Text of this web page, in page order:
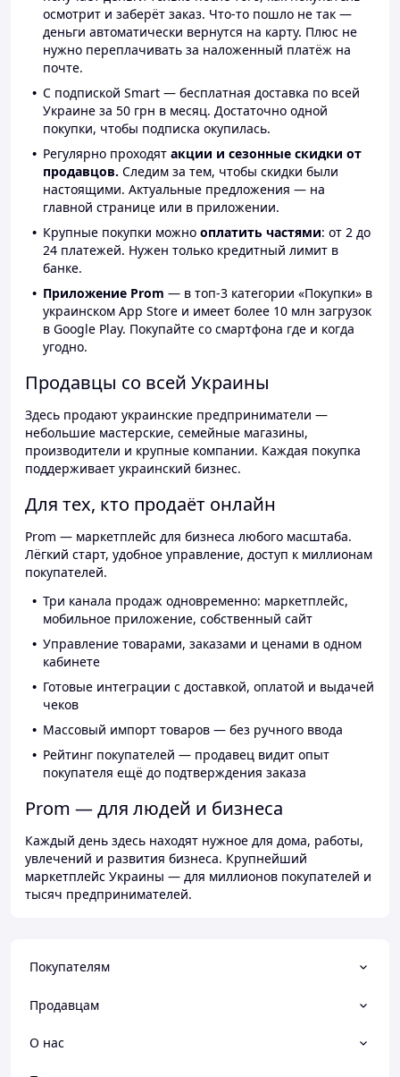
осмотрит и заберёт заказ. Что-то пошло не так —
деньги автоматически вернутся на карту. Плюс не
нужно переплачивать за наложенный платёж на
почте.
С подпиской Smart — бесплатная доставка по всей
Украине за 50 грн в месяц. Достаточно одной
покупки, чтобы подписка окупилась.
Регулярно проходят акции и сезонные скидки от
продавцов. Следим за тем, чтобы скидки были
настоящими. Актуальные предложения — на
главной странице или в приложении.
Крупные покупки можно оплатить частями: от 2 до
24 платежей. Нужен только кредитный лимит в
банке.
Приложение Prom — в топ-3 категории «Покупки» в
украинском App Store и имеет более 10 млн загрузок
в Google Play. Покупайте со смартфона где и когда
угодно.
Продавцы со всей Украины
Здесь продают украинские предприниматели —
небольшие мастерские, семейные магазины,
производители и крупные компании. Каждая покупка
поддерживает украинский бизнес.
Для тех, кто продаёт онлайн
Prom — маркетплейс для бизнеса любого масштаба.
Лёгкий старт, удобное управление, доступ к миллионам
покупателей.
Три канала продаж одновременно: маркетплейс,
мобильное приложение, собственный сайт
Управление товарами, заказами и ценами в одном
кабинете
Готовые интеграции с доставкой, оплатой и выдачей
чеков
Массовый импорт товаров — без ручного ввода
Рейтинг покупателей — продавец видит опыт
покупателя ещё до подтверждения заказа
Prom — для людей и бизнеса
Каждый день здесь находят нужное для дома, работы,
увлечений и развития бизнеса. Крупнейший
маркетплейс Украины — для миллионов покупателей и
тысяч предпринимателей.
Покупателям
Продавцам
О нас